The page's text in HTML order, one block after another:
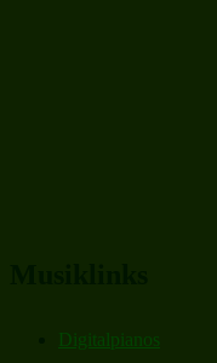
Digitalpianos